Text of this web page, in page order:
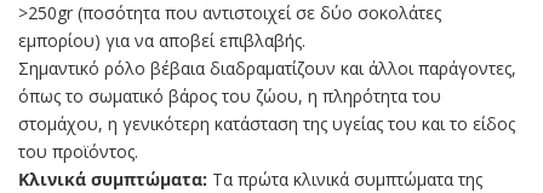
>250gr (ποσότητα που αντιστοιχεί σε δύο σοκολάτες
εμπορίου) για να αποβεί επιβλαβής.
Σημαντικό ρόλο βέβαια διαδραματίζουν και άλλοι παράγοντες,
όπως το σωματικό βάρος του ζώου, η πληρότητα του
στομάχου, η γενικότερη κατάσταση της υγείας του και το είδος
του προϊόντος.
Κλινικά συμπτώματα: Τα πρώτα κλινικά συμπτώματα της